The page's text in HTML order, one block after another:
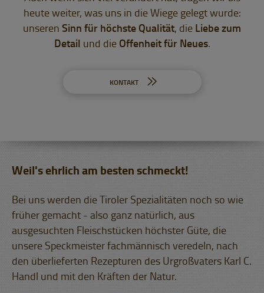
heute weiter, was uns in die Wiege gelegt wurde:
unseren Sinn für höchste Qualität, die Liebe zum
Detail und die Offenheit für Neues.
KONTAKT
Weil's ehrlich am besten schmeckt!
Bei uns werden die Tiroler Spezialitäten noch so wie
früher gemacht - also ganz natürlich, aus
ausgesuchten Fleischstücken höchster Güte, die
unsere Speckmeister fachmännisch veredeln, nach
den überlieferten Rezepturen des Urgroßvaters Karl C.
Handl und mit den Kräften der Natur.